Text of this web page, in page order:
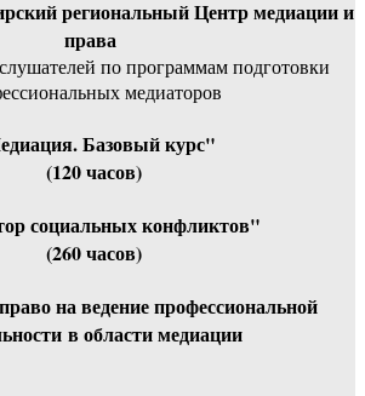
региональный Центр медиации и
права
по программам подготовки
медиаторов
Базовый курс"
(120 часов)
социальных конфликтов"
(260 часов)
на ведение профессиональной
в области медиации